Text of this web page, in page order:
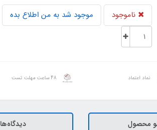
ناموجود موجود شد به من اطلاع بده
نماد اعتماد 48 ساعت مهلت تست
محصول دیدگاه‌ها